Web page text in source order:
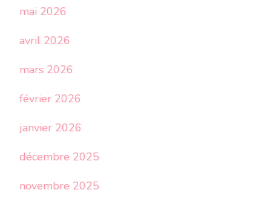
mai 2026
avril 2026
mars 2026
février 2026
janvier 2026
décembre 2025
novembre 2025